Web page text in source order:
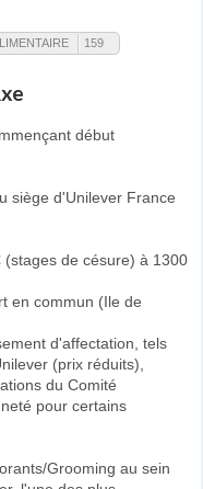
159
début
siège d'Unilever France
de césure) à 1300
en commun (Ile de
d'affectation, tels
(prix réduits),
du Comité
pour certains
Grooming au sein